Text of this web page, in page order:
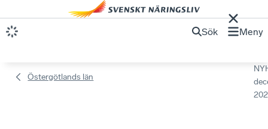
Sök Meny
Östergötlands län